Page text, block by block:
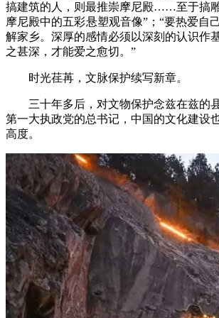
搞建筑的人，则最推崇摩尼殿……至于搞
摩尼殿中的五彩悬塑观音像”；“要热爱自
解家乡。深厚的感情必须以深刻的认识作
之甚深，才能爱之愈切。”
时光荏苒，文脉保护续写新章。
三十年多后，对文物保护念兹在兹的
第一大执政党的总书记，中国的文化建设
高度。